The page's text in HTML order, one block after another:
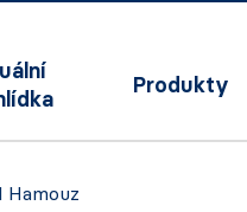
Produkty
Hamouz